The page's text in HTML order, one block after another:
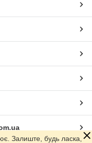
Залиште, будь ласка,